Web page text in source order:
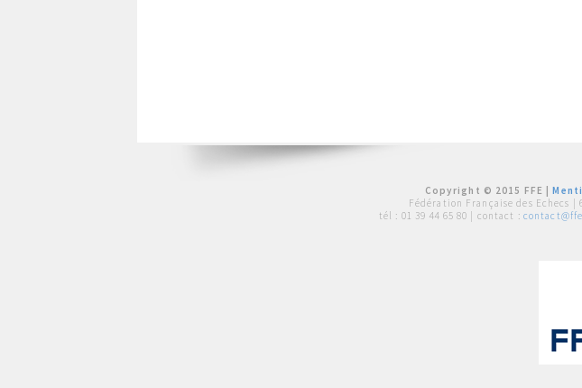
Copyright © 2015 FFE |
Fédération Française des Echecs |
tél : 01 39 44 65 80 | contact :